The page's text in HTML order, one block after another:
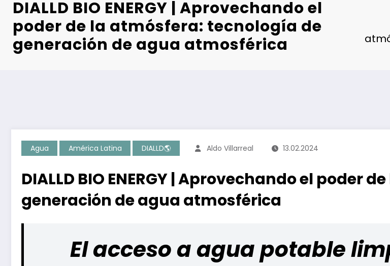
DIALLD BIO ENERGY | Aprovechando el
poder de la atmósfera: tecnología de
generación de agua atmosférica
Agua América Latina DIALLD🌎 Aldo Villarreal 13.02.2024
DIALLD BIO ENERGY | Aprovechando el poder
generación de agua atmosférica
El acceso a agua potable